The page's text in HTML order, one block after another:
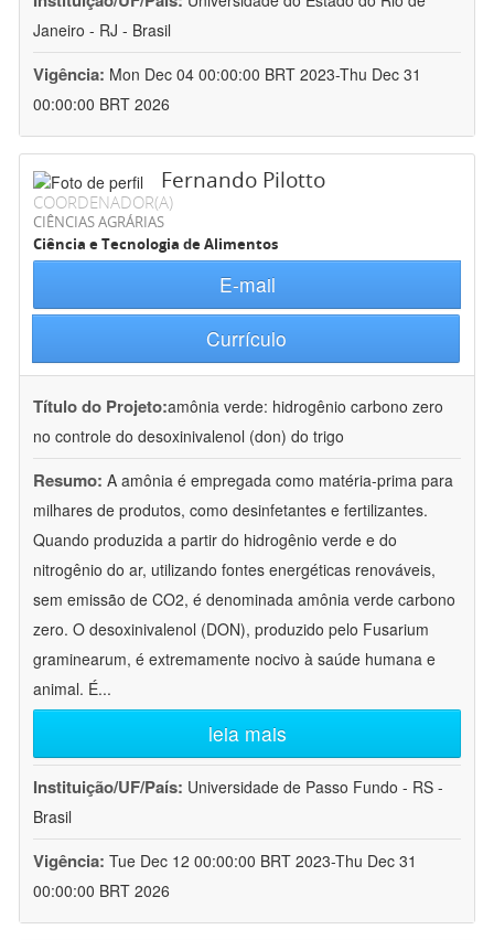
Janeiro - RJ - Brasil
Vigência: Mon Dec 04 00:00:00 BRT 2023-Thu Dec 31
00:00:00 BRT 2026
Fernando Pilotto
COORDENADOR(A)
CIÊNCIAS AGRÁRIAS
Ciência e Tecnologia de Alimentos
E-mail
Currículo
Título do Projeto:amônia verde: hidrogênio carbono zero
no controle do desoxinivalenol (don) do trigo
Resumo: A amônia é empregada como matéria-prima para
milhares de produtos, como desinfetantes e fertilizantes.
Quando produzida a partir do hidrogênio verde e do
nitrogênio do ar, utilizando fontes energéticas renováveis,
sem emissão de CO2, é denominada amônia verde carbono
zero. O desoxinivalenol (DON), produzido pelo Fusarium
graminearum, é extremamente nocivo à saúde humana e
animal. É...
leia mais
Instituição/UF/País: Universidade de Passo Fundo - RS -
Brasil
Vigência: Tue Dec 12 00:00:00 BRT 2023-Thu Dec 31
00:00:00 BRT 2026